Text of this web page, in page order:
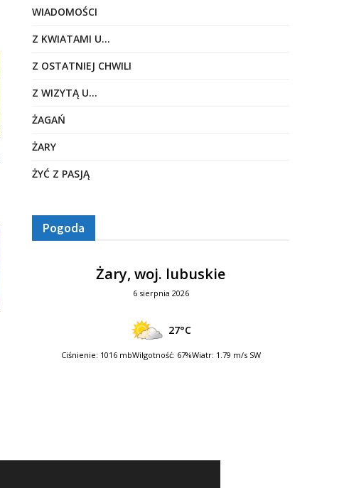
WIADOMOŚCI
Z KWIATAMI U…
Z OSTATNIEJ CHWILI
Z WIZYTĄ U…
ŻAGAŃ
ŻARY
ŻYĆ Z PASJĄ
Pogoda
Żary, woj. lubuskie
6 sierpnia 2026
27°C
Ciśnienie: 1016 mbWilgotność: 67%Wiatr: 1.79 m/s SW